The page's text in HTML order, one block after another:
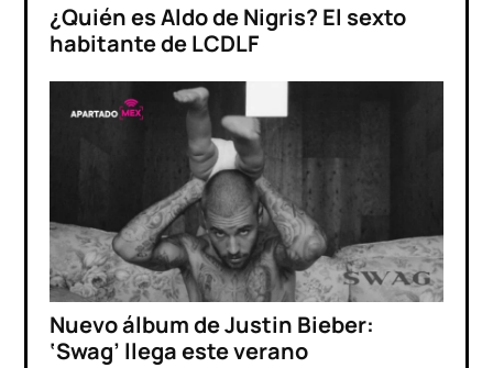
¿Quién es Aldo de Nigris? El sexto
habitante de LCDLF
Nuevo álbum de Justin Bieber:
‘Swag’ llega este verano